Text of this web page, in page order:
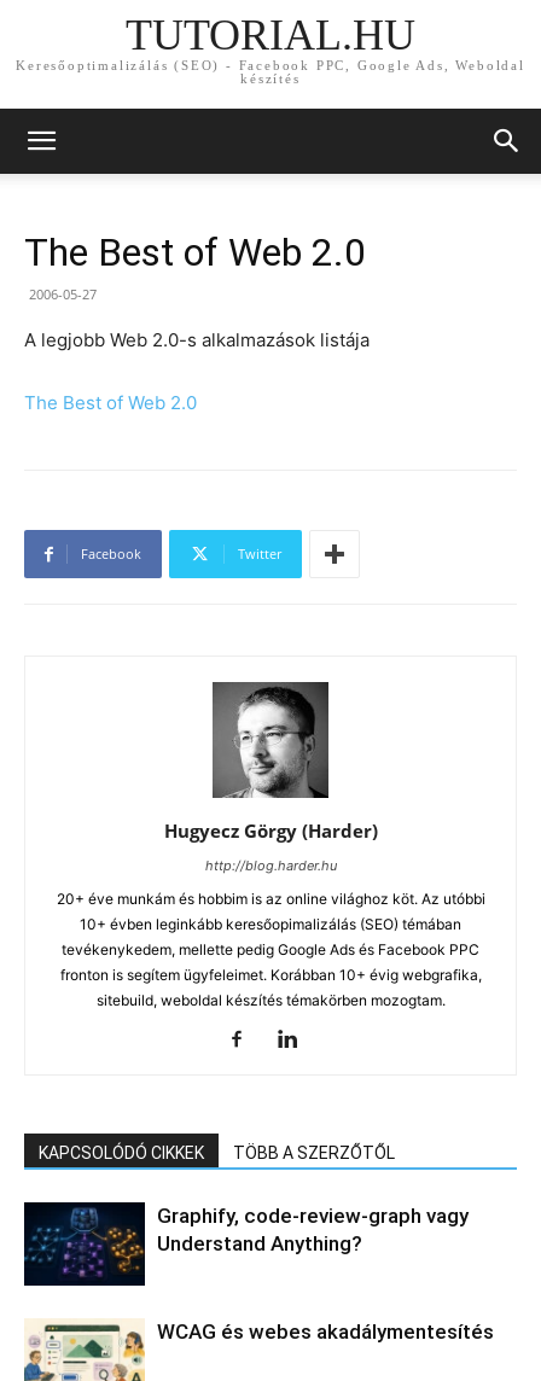
TUTORIAL.HU
Keresőoptimalizálás (SEO) - Facebook PPC, Google Ads, Weboldal
készítés
The Best of Web 2.0
2006-05-27
A legjobb Web 2.0-s alkalmazások listája
The Best of Web 2.0
Facebook Twitter
Hugyecz Görgy (Harder)
http://blog.harder.hu
20+ éve munkám és hobbim is az online világhoz köt. Az utóbbi
10+ évben leginkább keresőopimalizálás (SEO) témában
tevékenykedem, mellette pedig Google Ads és Facebook PPC
fronton is segítem ügyfeleimet. Korábban 10+ évig webgrafika,
sitebuild, weboldal készítés témakörben mozogtam.
KAPCSOLÓDÓ CIKKEK TÖBB A SZERZŐTŐL
Graphify, code-review-graph vagy
Understand Anything?
WCAG és webes akadálymentesítés